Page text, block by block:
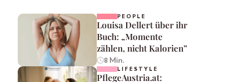
PEOPLE
Louisa Dellert über ihr
Buch: „Momente
zählen, nicht Kalorien”
8 Min.
LIFESTYLE
PflegeAustria.at: